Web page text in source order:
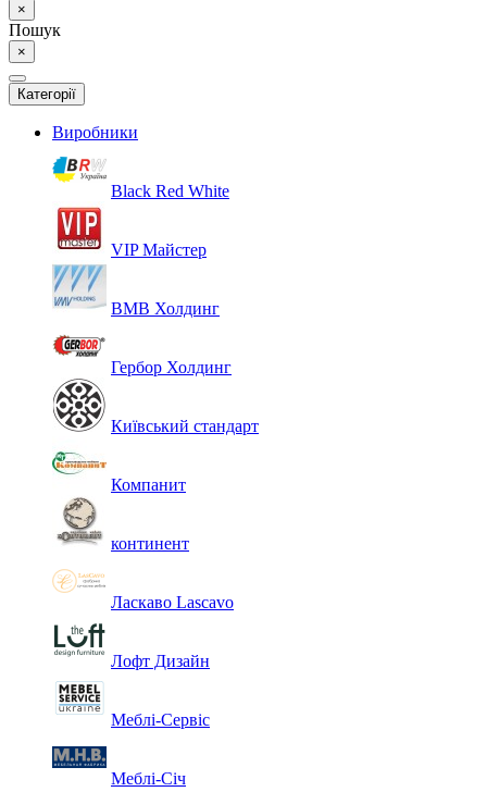
×
Пошук
×
Категорії
Виробники
Black Red White
VIP Майстер
ВМВ Холдинг
Гербор Холдинг
Київський стандарт
Компанит
континент
Ласкаво Lascavo
Лофт Дизайн
Меблі-Сервіс
Меблі-Січ